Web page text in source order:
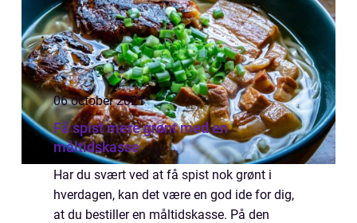
06 october 2021
Få spist mere grønt med en
måltidskasse
Har du svært ved at få spist nok grønt i
hverdagen, kan det være en god ide for dig,
at du bestiller en måltidskasse. På den